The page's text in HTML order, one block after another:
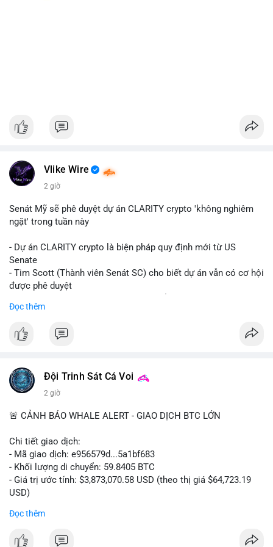
Vlike Wire
2 giờ
Senát Mỹ sẽ phê duyệt dự án CLARITY crypto 'không nghiêm
ngặt' trong tuần này
- Dự án CLARITY crypto là biện pháp quy định mới từ US
Senate
- Tim Scott (Thành viên Senát SC) cho biết dự án vẫn có cơ hội
được phê duyệt
trình
#vlikevn #titanbot
Đọc thêm
Đội Trinh Sát Cá Voi
2 giờ
🚨 CẢNH BÁO WHALE ALERT - GIAO DỊCH BTC LỚN
Chi tiết giao dịch:
- Mã giao dịch: e956579d...5a1bf683
- Khối lượng di chuyển: 59.8405 BTC
- Giá trị ước tính: $3,873,070.58 USD (theo thị giá $64,723.19
USD)
kích hoạt di chuyển trong mempool. Với quy mô này, khả năng
Đọc thêm